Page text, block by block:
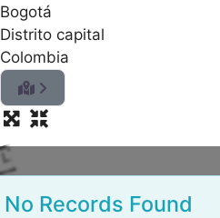
Bogotá
Distrito capital
Colombia
No Records Found